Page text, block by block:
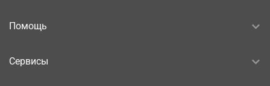
Помощь
Сервисы